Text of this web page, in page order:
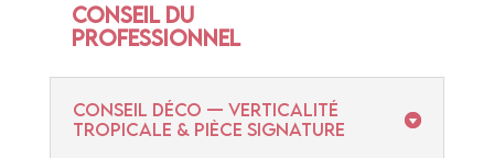
Conseil du
professionnel
CONSEIL DÉCO — VERTICALITÉ
TROPICALE & PIÈCE SIGNATURE